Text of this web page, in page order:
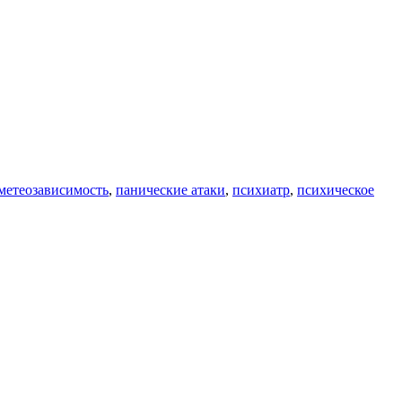
, панические атаки, психиатр, психическое